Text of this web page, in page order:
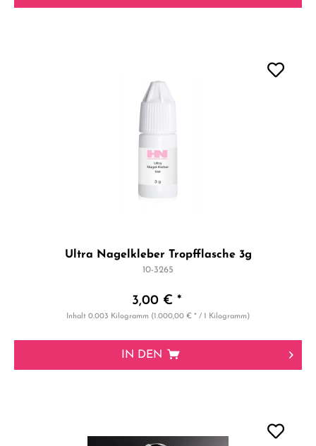
Ultra Nagelkleber Tropfflasche 3g
10-3265
3,00 € *
Inhalt0.003 Kilogramm (1.000,00 € * / 1 Kilogramm)
IN DEN